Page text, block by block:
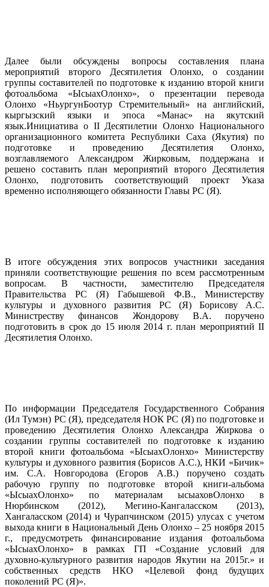
Далее были обсуждены вопросы составления плана
мероприятий второго Десятилетия Олонхо, о создании
группы составителей по подготовке к изданию второй книги
фотоальбома «ЫсыахОлонхо», о презентации перевода
Олонхо «НьургунБоотур Стремительный» на английский,
кыргызский языки и эпоса «Манас» на якутский
язык.Инициатива о II Десятилетии Олонхо Национального
организационного комитета Республики Саха (Якутия) по
подготовке и проведению Десятилетия Олонхо,
возглавляемого Александром Жирковым, поддержана и
решено составить план мероприятий второго Десятилетия
Олонхо, подготовить соответствующий проект Указа
временно исполняющего обязанности Главы PC (Я).
В итоге обсуждения этих вопросов участники заседания
приняли соответствующие решения по всем рассмотренным
вопросам. В частности, заместителю Председателя
Правительства PC (Я) Габышевой Ф.В., Министерству
культуры и духовного развития PC (Я) Борисову А.С.
Министреству финансов Жондорову В.А. поручено
подготовить в срок до 15 июля 2014 г. план мероприятий II
Десятилетия Олонхо.
По информации Председателя Государственного Собрания
(Ил Тумэн) PC (Я), председателя НОК PC (Я) по подготовке и
проведению Десятилетия Олонхо Александра Жиркова о
создании группы составителей по подготовке к изданию
второй книги фотоальбома «ЫсыахОлонхо» Министерству
культуры и духовного развития (Борисов А.С.), НКИ «Бичик»
им. С.А. Новгородова (Егоров А.В.) поручено создать
рабочую группу по подготовке второй книги-альбома
«ЫсыахОлонхо» по материалам ысыаховОлонхо в
Нюрбинском (2012), Мегино-Кангаласском (2013),
Хангаласском (2014) и Чурапчинском (2015) улусах с учетом
выхода книги в Национальный День Олонхо – 25 ноября 2015
г., предусмотреть финансирование издания фотоальбома
«ЫсыахОлонхо» в рамках ГП «Создание условий для
духовно-культурного развития народов Якутии на 2015г.» и
собственных средств НКО «Целевой фонд будущих
поколений РС (Я)».